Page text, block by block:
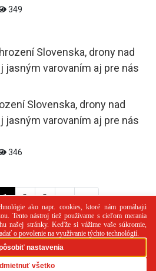
349
Slovenska, drony nad
jasným varovaním aj pre nás
346
1 2 3 > >>